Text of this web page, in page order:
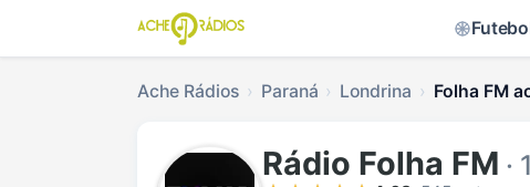
Ache Rádios Paraná Londrina Folha FM
Rádio Folha FM ·